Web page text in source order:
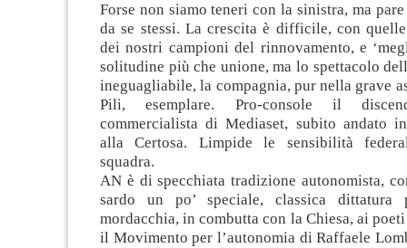
Forse non siamo teneri con la sinistra, ma
da se stessi. La crescita è difficile, con
dei nostri campioni del rinnovamento, e
solitudine più che unione, ma lo spettacolo
ineguagliabile, la compagnia, pur nella grave
Pili, esemplare. Pro-console il
commercialista di Mediaset, subito andato
alla Certosa. Limpide le sensibilità
squadra.
AN è di specchiata tradizione autonomista,
sardo un po’ speciale, classica
mordacchia, in combutta con la Chiesa, ai
il Movimento per l’autonomia di Raffaele